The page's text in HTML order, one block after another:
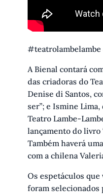
A Bienal contará
das criadoras do
Denise di Santos,
ser”; e Ismine
Teatro Lambe-
lançamento do livro
Também haverá
com a chilena
Os espetáculos que
foram selecionados